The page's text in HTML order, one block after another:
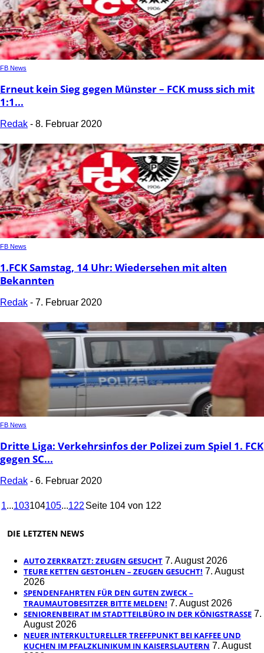
FB News
Erneut kein Sieg gegen Münster – FCK muss sich mit
1:1...
Redak - 8. Februar 2020
FB News
1.FCK Samstag, 14 Uhr: Wiedersehen mit alten
Bekannten
Redak - 7. Februar 2020
FB News
Dritte Liga: Verkehrsinfos der Polizei zum Spiel 1. FCK
gegen SC...
Redak - 6. Februar 2020
1...103104105...122 Seite 104 von 122
DIE LETZTEN NEWS
AUTO ZERKRATZT: ZEUGEN GESUCHT 7. August 2026
TEURE KETTEN GESTOHLEN – ZEUGEN GESUCHT! 7. August
2026
SPENDENFAHRTEN FÜR DEN GUTEN ZWECK –
TRAUMAUTOBESITZER BITTE MELDEN! 7. August 2026
SENIORENBEIRAT IM STADTTEILBÜRO IN DER KÖNIGSTRASSE
7.
August 2026
NEUER INTERKULTURELLER TREFFPUNKT BEI KAFFEE UND
KUCHEN IM PFALZKLINIKUM IN KAISERSLAUTERN 7. August